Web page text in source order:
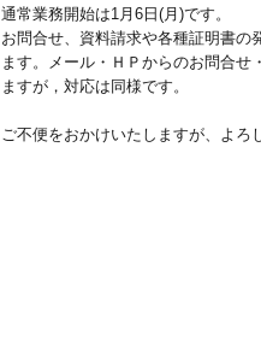
通常業務開始は1月6日(月)です。
お問合せ、資料請求や各種証明書の
ます。メール・ＨＰからのお問合せ
ますが，対応は同様です。
ご不便をおかけいたしますが、よろ